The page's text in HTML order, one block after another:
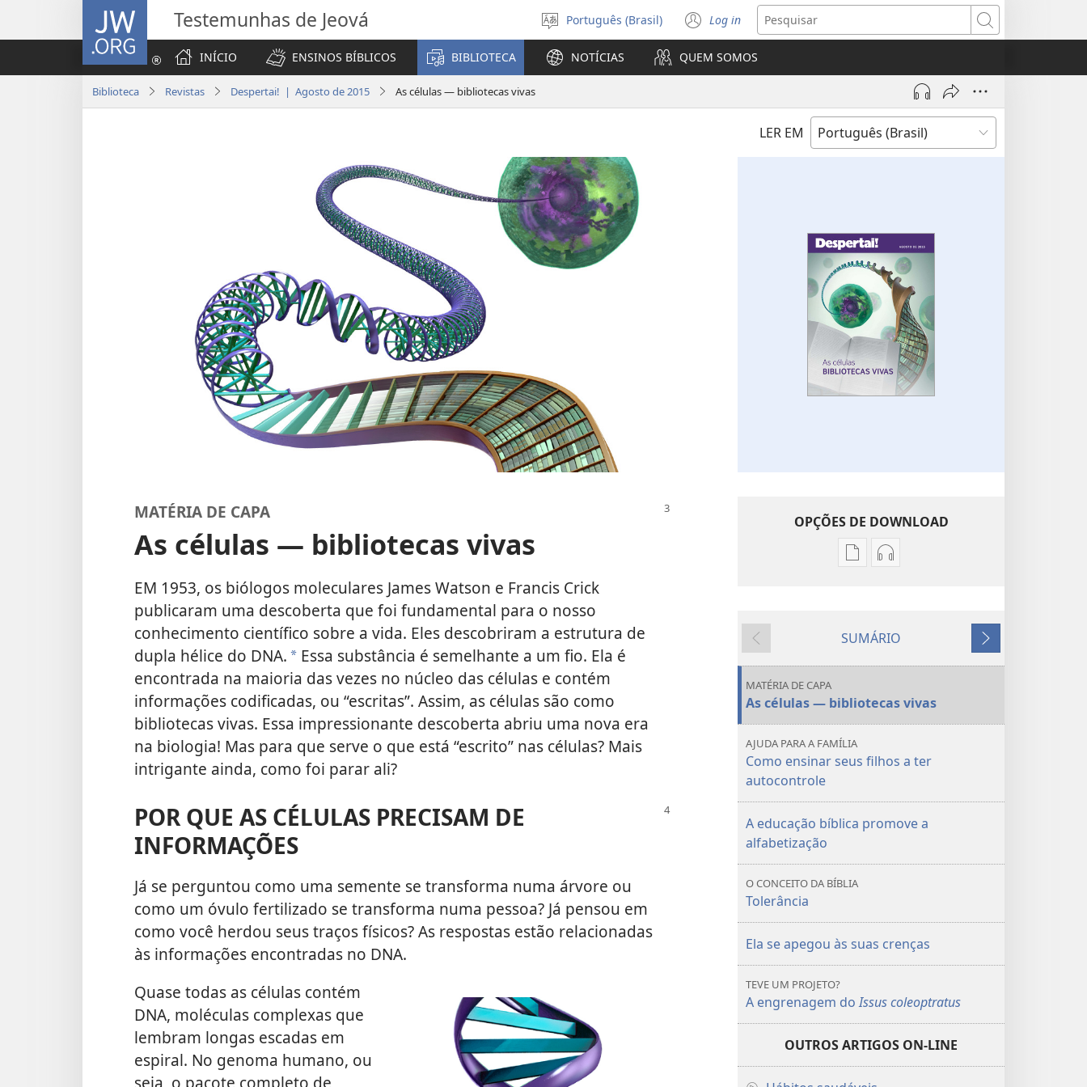
JW.ORG Testemunhas de Jeová
Selecione
o
idioma
Português (Brasil) Log in
(abre
nova
janela)
Pesquisar
INÍCIO
ENSINOS BÍBLICOS BIBLIOTECA NOTÍCIAS QUEM SOMOS
Biblioteca Revistas Despertai! | Agosto de 2015 As células — bibliotecas vivas
LER EM
MATÉRIA DE CAPA
As células — bibliotecas vivas
EM 1953, os biólogos moleculares James Watson e Francis Crick
publicaram uma descoberta que foi fundamental para o nosso
conhecimento científico sobre a vida. Eles descobriram a estrutura de
dupla hélice do DNA. * Essa substância é semelhante a um fio. Ela é
encontrada na maioria das vezes no núcleo das células e contém
informações codificadas, ou “escritas”. Assim, as células são como
bibliotecas vivas. Essa impressionante descoberta abriu uma nova era
na biologia! Mas para que serve o que está “escrito” nas células? Mais
intrigante ainda, como foi parar ali?
POR QUE AS CÉLULAS PRECISAM DE
INFORMAÇÕES
Já se perguntou como uma semente se transforma numa árvore ou
como um óvulo fertilizado se transforma numa pessoa? Já pensou em
como você herdou seus traços físicos? As respostas estão relacionadas
às informações encontradas no DNA.
Quase todas as células contém
DNA, moléculas complexas que
lembram longas escadas em
espiral. No genoma humano, ou
OPÇÕES DE DOWNLOAD
Opções
publicações
células
bibliotecas
vivas
Opções
áudio
células
vivas
Anterior
SUMÁRIO
Próximo
MATÉRIA DE CAPA
As células — bibliotecas vivas
AJUDA PARA A FAMÍLIA
Como ensinar seus filhos a ter
autocontrole
A educação bíblica promove a
alfabetização
O CONCEITO DA BÍBLIA
Tolerância
Ela se apegou às suas crenças
TEVE UM PROJETO?
A engrenagem doIssus coleoptratus
OUTROS ARTIGOS ON-LINE